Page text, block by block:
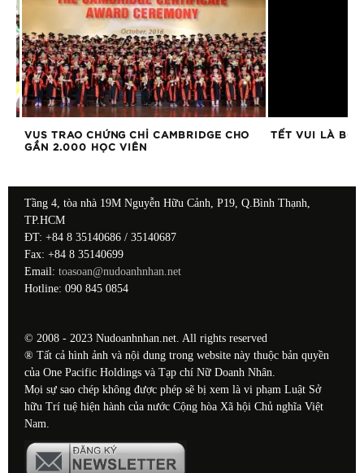
VUS TRAO CHỨNG CHỈ CAMBRIDGE CHO
GẦN 2.000 HỌC VIÊN
TẾT VUI LÀ
Tầng 4, tòa nhà 19M Nguyễn Hữu Cảnh, P19, Q.Bình Thạnh,
TP.HCM
ĐT: +84 8 35140686 / 35140687
Fax: +84 8 35140699
Email: toasoan@nudoanhnhan.net
Hotline: 090 845 0854
© 2008 - 2023 Nudoanhnhan.net. All rights reserved
® Tất cả hình ảnh và nội dung trong website này thuộc bản quyền
của One Pacific Holdings và Tạp chí Nữ Doanh Nhân.
Mọi sự sao chép không được phép sẽ bị xem là vi phạm Luật Sở
hữu Trí tuệ hiện hành của nước Cộng hòa Xã hội Chủ nghĩa Việt
Nam.